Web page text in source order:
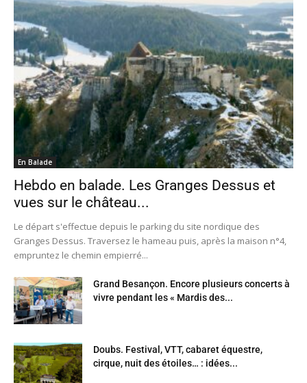
En Balade
Hebdo en balade. Les Granges Dessus et
vues sur le château...
Le départ s'effectue depuis le parking du site nordique des
Granges Dessus. Traversez le hameau puis, après la maison n°4,
empruntez le chemin empierré...
Grand Besançon. Encore plusieurs concerts à
vivre pendant les « Mardis des...
Doubs. Festival, VTT, cabaret équestre,
cirque, nuit des étoiles… : idées...